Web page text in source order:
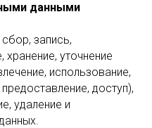
данными
запись,
хранение, уточнение
использование,
доступ),
удаление и